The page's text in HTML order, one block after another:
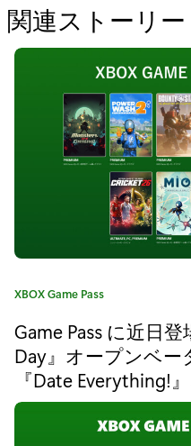
関連ストーリー
カ
ゴ
リ
XBOX Game Pass
Game Pass に近日登
Day』オープンベー
『Date Everything!